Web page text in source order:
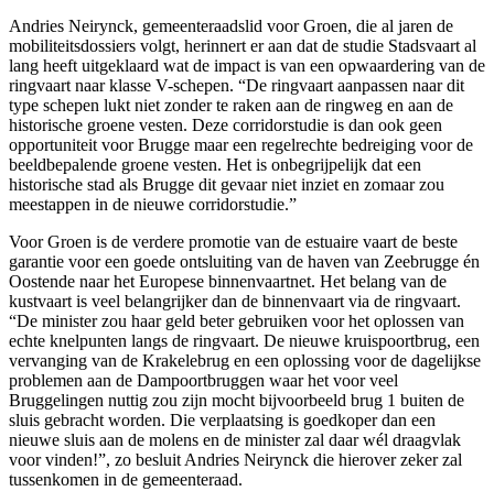
Andries Neirynck, gemeenteraadslid voor Groen, die al jaren de
mobiliteitsdossiers volgt, herinnert er aan dat de studie Stadsvaart al
lang heeft uitgeklaard wat de impact is van een opwaardering van de
ringvaart naar klasse V-schepen. “De ringvaart aanpassen naar dit
type schepen lukt niet zonder te raken aan de ringweg en aan de
historische groene vesten. Deze corridorstudie is dan ook geen
opportuniteit voor Brugge maar een regelrechte bedreiging voor de
beeldbepalende groene vesten. Het is onbegrijpelijk dat een
historische stad als Brugge dit gevaar niet inziet en zomaar zou
meestappen in de nieuwe corridorstudie.”
Voor Groen is de verdere promotie van de estuaire vaart de beste
garantie voor een goede ontsluiting van de haven van Zeebrugge én
Oostende naar het Europese binnenvaartnet. Het belang van de
kustvaart is veel belangrijker dan de binnenvaart via de ringvaart.
“De minister zou haar geld beter gebruiken voor het oplossen van
echte knelpunten langs de ringvaart. De nieuwe kruispoortbrug, een
vervanging van de Krakelebrug en een oplossing voor de dagelijkse
problemen aan de Dampoortbruggen waar het voor veel
Bruggelingen nuttig zou zijn mocht bijvoorbeeld brug 1 buiten de
sluis gebracht worden. Die verplaatsing is goedkoper dan een
nieuwe sluis aan de molens en de minister zal daar wél draagvlak
voor vinden!”, zo besluit Andries Neirynck die hierover zeker zal
tussenkomen in de gemeenteraad.